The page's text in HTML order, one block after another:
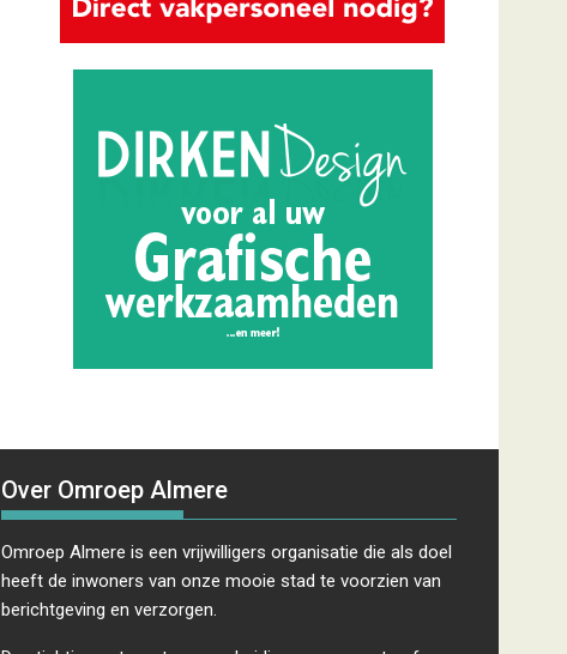
Over Omroep Almere
Omroep Almere is een vrijwilligers organisatie die als doel
heeft de inwoners van onze mooie stad te voorzien van
berichtgeving en verzorgen.